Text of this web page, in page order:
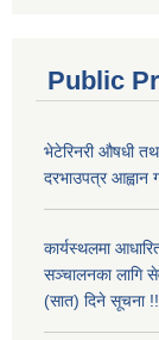
Public
भेटेरिनरी औषधी
दरभाउपत्र आह्वान
कार्यस्थलमा
सञ्चालनका लागि
(सात) दिने सूचना